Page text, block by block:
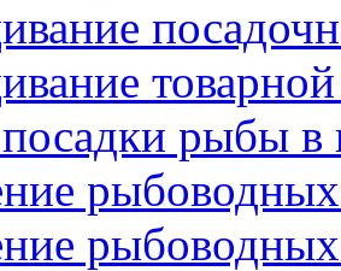
посадки рыбы